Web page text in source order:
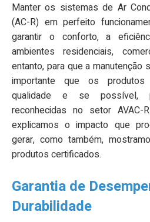
Manter os sistemas de Ar
(AC-R) em perfeito
garantir o conforto, a
ambientes residenciais,
entanto, para que a manutenção
importante que os
qualidade e se possível,
reconhecidas no setor
explicamos o impacto que
gerar, como também,
produtos certificados.
Garantia de
Durabilidade